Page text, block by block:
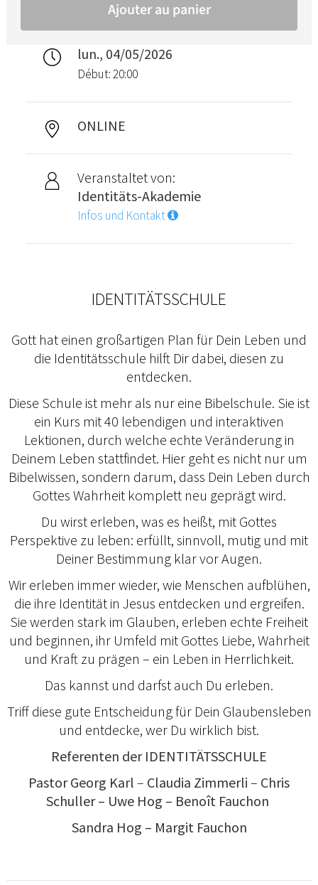
lun., 04/05/2026
Début: 20:00
ONLINE
Veranstaltet von:
Identitäts-Akademie
Infos und Kontakt
IDENTITÄTSSCHULE
Gott hat einen großartigen Plan für Dein Leben und
die Identitätsschule hilft Dir dabei, diesen zu
entdecken.
Diese Schule ist mehr als nur eine Bibelschule. Sie ist
ein Kurs mit 40 lebendigen und interaktiven
Lektionen, durch welche echte Veränderung in
Deinem Leben stattfindet. Hier geht es nicht nur um
Bibelwissen, sondern darum, dass Dein Leben durch
Gottes Wahrheit komplett neu geprägt wird.
Du wirst erleben, was es heißt, mit Gottes
Perspektive zu leben: erfüllt, sinnvoll, mutig und mit
Deiner Bestimmung klar vor Augen.
Wir erleben immer wieder, wie Menschen aufblühen,
die ihre Identität in Jesus entdecken und ergreifen.
Sie werden stark im Glauben, erleben echte Freiheit
und beginnen, ihr Umfeld mit Gottes Liebe, Wahrheit
und Kraft zu prägen – ein Leben in Herrlichkeit.
Das kannst und darfst auch Du erleben.
Triff diese gute Entscheidung für Dein Glaubensleben
und entdecke, wer Du wirklich bist.
Referenten der IDENTITÄTSSCHULE
Pastor Georg Karl – Claudia Zimmerli – Chris
Schuller – Uwe Hog – Benoît Fauchon
Sandra Hog – Margit Fauchon